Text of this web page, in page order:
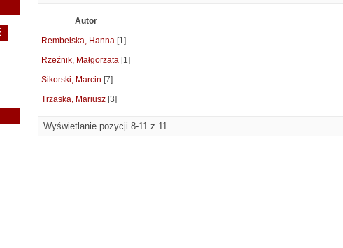
Autor
Rembelska, Hanna [1]
Rzeźnik, Małgorzata [1]
Sikorski, Marcin [7]
Trzaska, Mariusz [3]
Wyświetlanie pozycji 8-11 z 11